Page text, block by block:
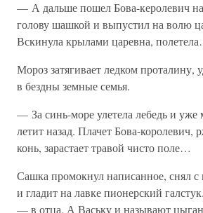
— А дальше пошел Бова-керолевич
голову шашкой и выпустил на волю
Вскинула крылами царевна,
Мороз затягивает ледком проталину,
в бездны земные семья.
— За синь-море улетела лебедь и уже
летит назад. Плачет Бова-королевич,
конь, зарастает травой чисто поле…
Сашка промокнул написанное, снял
и гладит на лавке пионерский
— в отца. А Ваську и называют